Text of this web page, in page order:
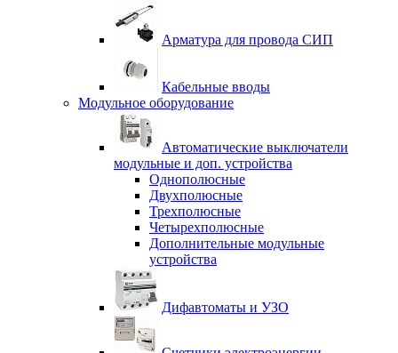
Арматура для провода СИП
Кабельные вводы
Модульное оборудование
Автоматические выключатели
модульные и доп. устройства
Однополюсные
Двухполюсные
Трехполюсные
Четырехполюсные
Дополнительные модульные
устройства
Дифавтоматы и УЗО